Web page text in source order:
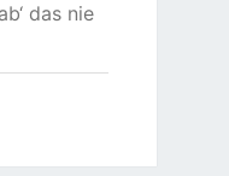
das nie